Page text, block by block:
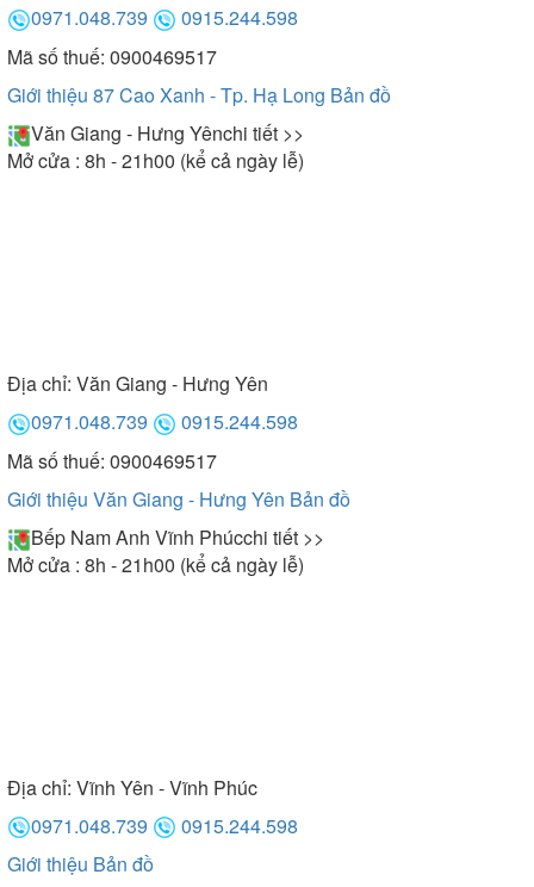
0971.048.739
0915.244.598
Mã số thuế: 0900469517
Giới thiệu 87 Cao Xanh - Tp. Hạ Long Bản đồ
Văn Giang - Hưng Yênchi tiết >>
Mở cửa : 8h - 21h00 (kể cả ngày lễ)
Địa chỉ: Văn Giang - Hưng Yên
0971.048.739
0915.244.598
Mã số thuế: 0900469517
Giới thiệu Văn Giang - Hưng Yên Bản đồ
Bếp Nam Anh Vĩnh Phúcchi tiết >>
Mở cửa : 8h - 21h00 (kể cả ngày lễ)
Địa chỉ: Vĩnh Yên - Vĩnh Phúc
0971.048.739
0915.244.598
Giới thiệu Bản đồ